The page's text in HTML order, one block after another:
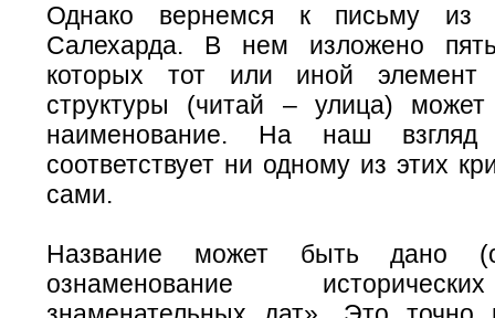
Однако вернемся к письму из
Салехарда. В нем изложено
которых тот или иной элемент
структуры (читай – улица) может
наименование. На наш
соответствует ни одному из этих
сами.
Название может быть дано
ознаменование